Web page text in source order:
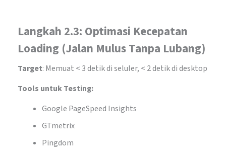
Langkah 2.3: Optimasi Kecepatan
Loading (Jalan Mulus Tanpa Lubang)
Target: Memuat < 3 detik di seluler, < 2 detik di desktop
Tools untuk Testing:
Google PageSpeed Insights
GTmetrix
Pingdom